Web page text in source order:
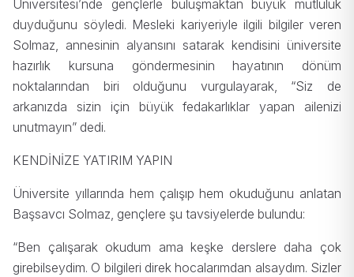
Üniversitesi’nde gençlerle buluşmaktan büyük mutluluk
duyduğunu söyledi. Mesleki kariyeriyle ilgili bilgiler veren
Solmaz, annesinin alyansını satarak kendisini üniversite
hazırlık kursuna göndermesinin hayatının dönüm
noktalarından biri olduğunu vurgulayarak, “Siz de
arkanızda sizin için büyük fedakarlıklar yapan ailenizi
unutmayın” dedi.
KENDİNİZE YATIRIM YAPIN
Üniversite yıllarında hem çalışıp hem okuduğunu anlatan
Başsavcı Solmaz, gençlere şu tavsiyelerde bulundu:
“Ben çalışarak okudum ama keşke derslere daha çok
girebilseydim. O bilgileri direk hocalarımdan alsaydım. Sizler